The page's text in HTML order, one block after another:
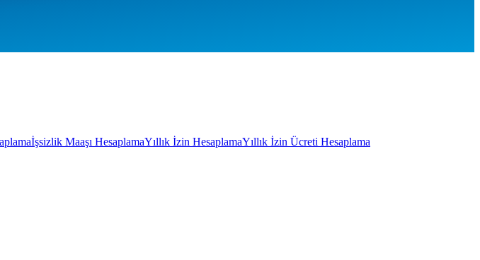
İşsizlik Maaşı HesaplamaYıllık İzin HesaplamaYıllık İzin Ücreti Hesaplama